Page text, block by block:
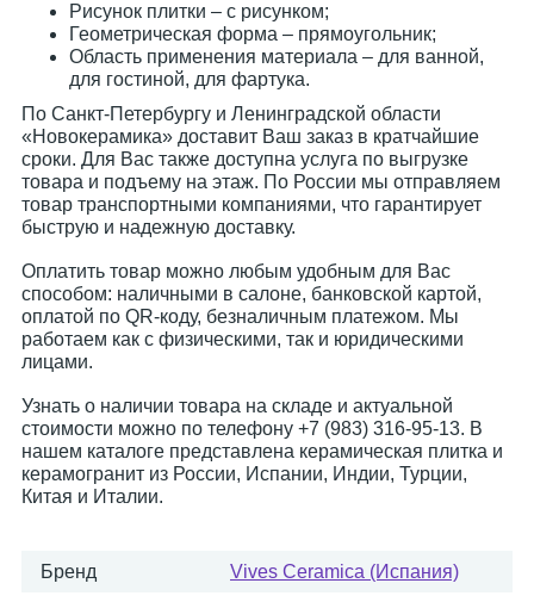
Рисунок плитки – с рисунком;
Геометрическая форма – прямоугольник;
Область применения материала – для ванной,
для гостиной, для фартука.
По Санкт-Петербургу и Ленинградской области
«Новокерамика» доставит Ваш заказ в кратчайшие
сроки. Для Вас также доступна услуга по выгрузке
товара и подъему на этаж. По России мы отправляем
товар транспортными компаниями, что гарантирует
быструю и надежную доставку.
Оплатить товар можно любым удобным для Вас
способом: наличными в салоне, банковской картой,
оплатой по QR-коду, безналичным платежом. Мы
работаем как с физическими, так и юридическими
лицами.
Узнать о наличии товара на складе и актуальной
стоимости можно по телефону +7 (983) 316-95-13. В
нашем каталоге представлена керамическая плитка и
керамогранит из России, Испании, Индии, Турции,
Китая и Италии.
Бренд Vives Ceramica (Испания)